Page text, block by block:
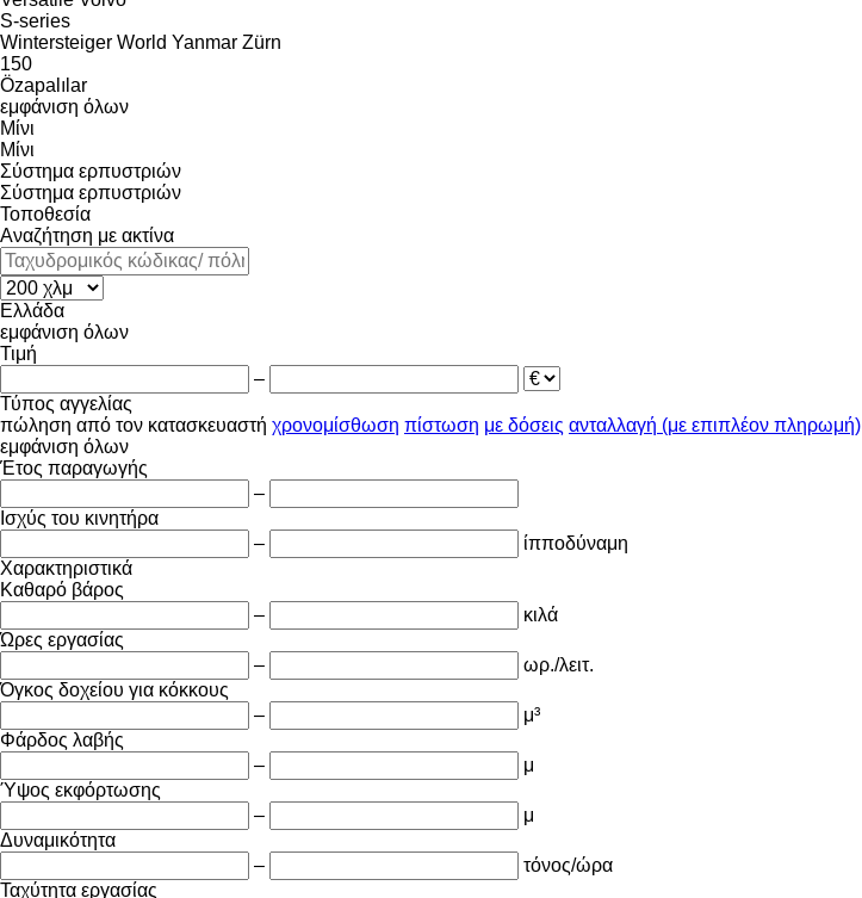
S-series
Wintersteiger World Yanmar Zürn
150
Özapalılar
εμφάνιση όλων
Μίνι
Μίνι
Σύστημα ερπυστριών
Σύστημα ερπυστριών
Τοποθεσία
Αναζήτηση με ακτίνα
Ελλάδα
εμφάνιση όλων
Τιμή
–
Τύπος αγγελίας
πώληση από τον κατασκευαστή χρονομίσθωση πίστωση με δόσεις ανταλλαγή (με επιπλέον πληρωμή)
εμφάνιση όλων
Έτος παραγωγής
–
Ισχύς του κινητήρα
–
ίπποδύναμη
Χαρακτηριστικά
Καθαρό βάρος
–
κιλά
Ώρες εργασίας
–
ωρ./λειτ.
Όγκος δοχείου για κόκκους
–
μ³
Φάρδος λαβής
–
μ
Ύψος εκφόρτωσης
–
μ
Δυναμικότητα
–
τόνος/ώρα
Ταχύτητα εργασίας